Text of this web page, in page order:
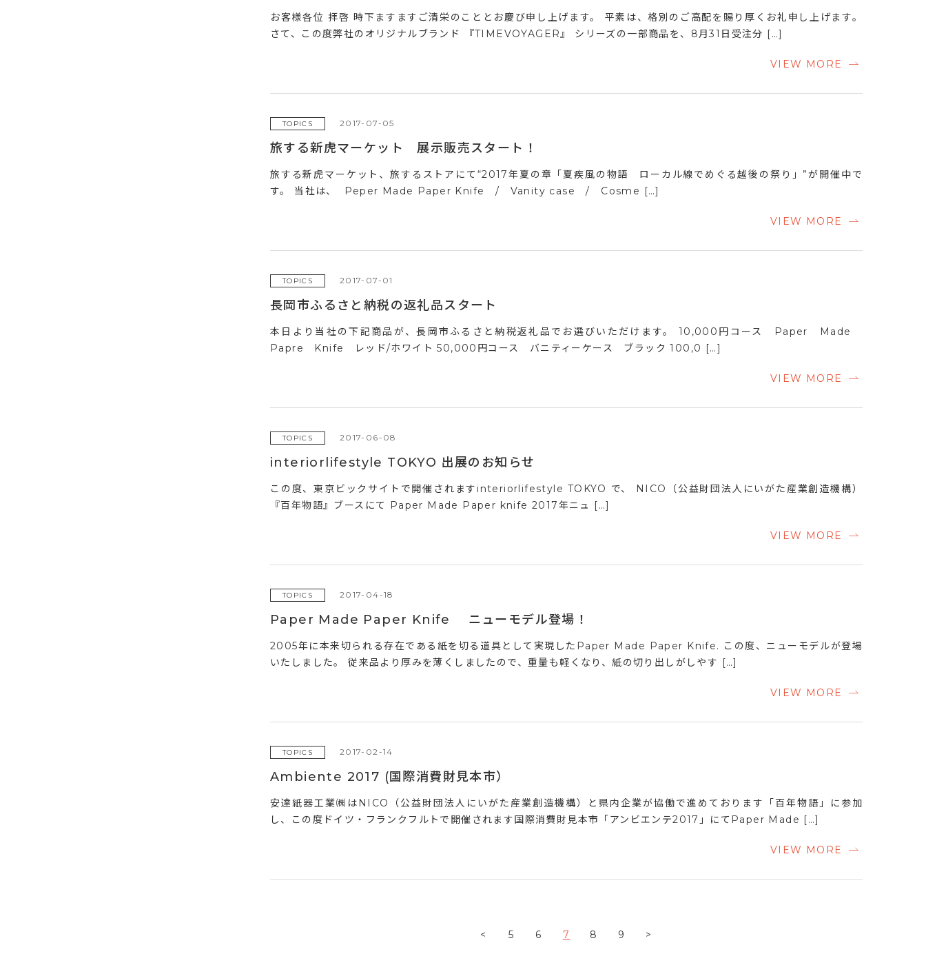
お客様各位 拝啓 時下ますますご清栄のこととお慶び申し上げます。 平素は、格別のご高配を賜り厚くお礼申し上げます。
さて、この度弊社のオリジナルブランド 『TIMEVOYAGER』 シリーズの一部商品を、8月31日受注分 […]
VIEW MORE
TOPICS 2017-07-05
旅する新虎マーケット 展示販売スタート！
旅する新虎マーケット、旅するストアにて“2017年夏の章「夏疾風の物語 ローカル線でめぐる越後の祭り」”が開催中で
す。 当社は、 Peper Made Paper Knife / Vanity case / Cosme […]
VIEW MORE
TOPICS 2017-07-01
長岡市ふるさと納税の返礼品スタート
本日より当社の下記商品が、長岡市ふるさと納税返礼品でお選びいただけます。 10,000円コース Paper Made
Papre Knife レッド/ホワイト 50,000円コース バニティーケース ブラック 100,0 […]
VIEW MORE
TOPICS 2017-06-08
interiorlifestyle TOKYO 出展のお知らせ
この度、東京ビックサイトで開催されますinteriorlifestyle TOKYO で、 NICO（公益財団法人にいがた産業創造機構）
『百年物語』ブースにて Paper Made Paper knife 2017年ニュ […]
VIEW MORE
TOPICS 2017-04-18
Paper Made Paper Knife ニューモデル登場！
2005年に本来切られる存在である紙を切る道具として実現したPaper Made Paper Knife. この度、ニューモデルが登場
いたしました。 従来品より厚みを薄くしましたので、重量も軽くなり、紙の切り出しがしやす […]
VIEW MORE
TOPICS 2017-02-14
Ambiente 2017 (国際消費財見本市）
安達紙器工業㈱はNICO（公益財団法人にいがた産業創造機構）と県内企業が協働で進めております「百年物語」に参加
し、この度ドイツ・フランクフルトで開催されます国際消費財見本市「アンビエンテ2017」にてPaper Made […]
VIEW MORE
< 5 6 7 8 9 >